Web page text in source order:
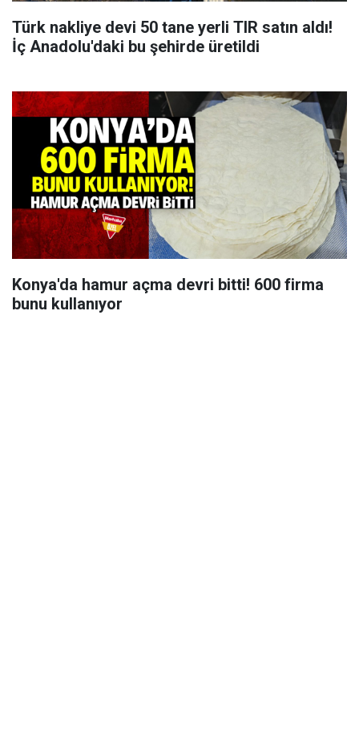
Türk nakliye devi 50 tane yerli TIR satın aldı!
İç Anadolu'daki bu şehirde üretildi
Konya'da hamur açma devri bitti! 600 firma
bunu kullanıyor